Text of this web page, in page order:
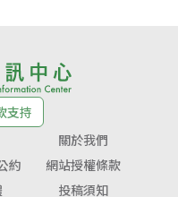
支持
關於我們
約
網站授權條款
投稿須知